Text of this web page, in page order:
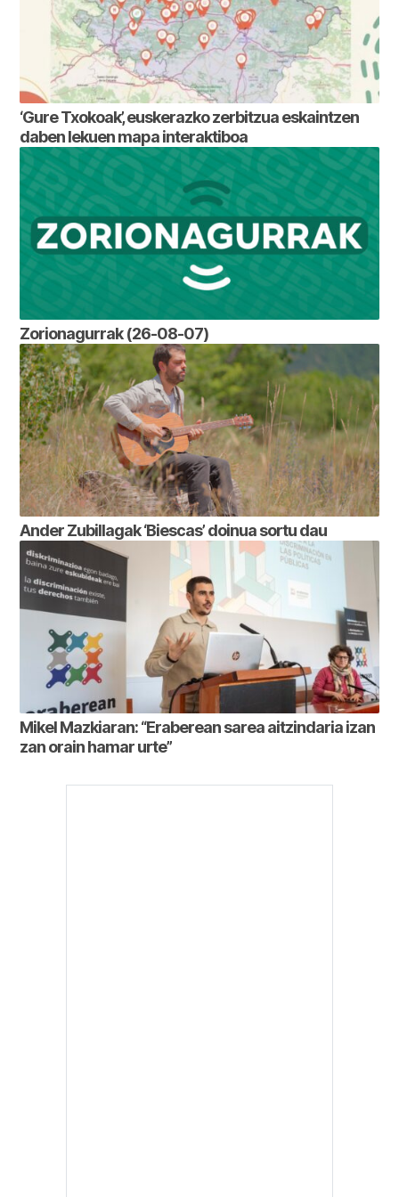
‘Gure Txokoak’, euskerazko zerbitzua eskaintzen
daben lekuen mapa interaktiboa
Zorionagurrak (26-08-07)
Ander Zubillagak ‘Biescas’ doinua sortu dau
Mikel Mazkiaran: “Eraberean sarea aitzindaria izan
zan orain hamar urte”